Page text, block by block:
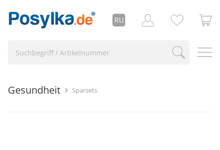
RU
Sparsets
Gesundheit